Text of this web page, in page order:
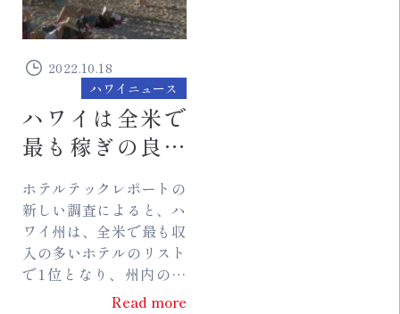
2022.10.18
ハワイニュース
ハワイは全米で
最も稼ぎの良い
ホテルであると
の調査結果
ホテルテックレポートの
新しい調査によると、ハ
ワイ州は、全米で最も収
入の多いホテルのリスト
で1位となり、州内のホ
テルの平均年間収入は
Read more